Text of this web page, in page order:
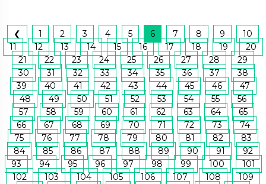
❮ 1 2 3 4 5 6 7 8 9
10
11
12 13 14 15 16 17 18 19
20
21
22 23 24 25 26 27 28
29
30
31 32 33 34 35 36 37
38
39
40 41 42 43 44 45 46
47
48
49 50 51 52 53 54 55
56
57
58 59 60 61 62 63 64
65
66
67 68 69 70 71 72 73
74
75
76 77 78 79 80 81 82
83
84
85 86 87 88 89 90 91
92
93
94 95 96 97 98 99 100
101
102
103 104 105 106 107 108
109